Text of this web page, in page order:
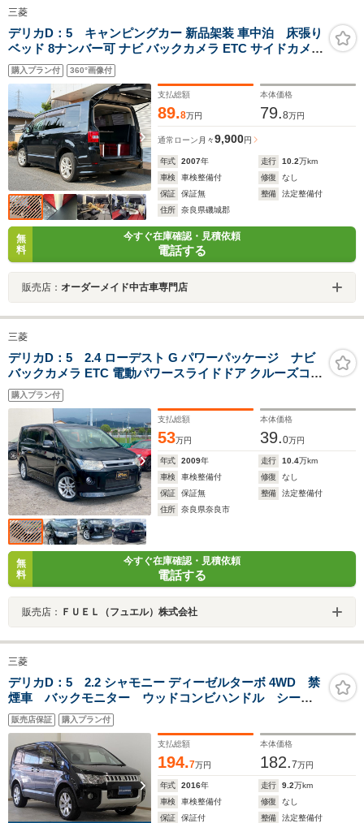
三菱
デリカD：5 キャンピングカー 新品架装 車中泊 床張り
ベッド 8ナンバー可 ナビ バックカメラ ETC サイドカメラ
ドラレコ クルーズコントロール パドルシフト
購入プラン付 360°画像付
支払総額
89.8万円
本体価格
79.8万円
通常ローン 月々9,900円
年式 2007年 走行 10.2万km
車検
車検整備付 修復
なし
保証
保証無 整備
法定整備付
住所
奈良県磯城郡
無
料
今すぐ在庫確認・見積依頼
電話する
販売店： オーダーメイド中古車専門店
三菱
デリカD：5 2.4 ローデスト G パワーパッケージ ナビ
バックカメラ ETC 電動パワースライドドア クルーズコン
トロール スマートキー パドルシフト リアクーラー 純正
17ホイール ピレリタイヤ 法定車検整備付 修復歴なし
購入プラン付
支払総額
53万円
本体価格
39.0万円
年式 2009年 走行 10.4万km
車検
車検整備付 修復
なし
保証
保証無 整備
法定整備付
住所
奈良県奈良市
無
料
今すぐ在庫確認・見積依頼
電話する
販売店： ＦＵＥＬ（フュエル）株式会社
三菱
デリカD：5 2.2 シャモニー ディーゼルターボ 4WD 禁
煙車 バックモニター ウッドコンビハンドル シート
ヒーター 両側パワースライドドア
販売店保証 購入プラン付
支払総額
194.7万円
本体価格
182.7万円
年式 2016年 走行 9.2万km
車検
車検整備付 修復
なし
保証
保証付 整備
法定整備付